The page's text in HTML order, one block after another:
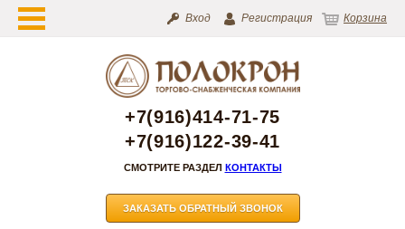
Вход Регистрация Корзина
+7(916)414-71-75
+7(916)122-39-41
СМОТРИТЕ РАЗДЕЛ КОНТАКТЫ
ЗАКАЗАТЬ ОБРАТНЫЙ ЗВОНОК